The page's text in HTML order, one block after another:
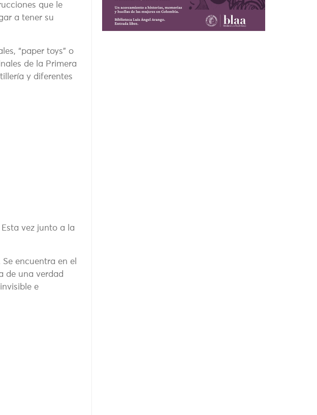
que le
a tener su
“paper toys” o
de la Primera
y diferentes
vez junto a la
encuentra en el
de una verdad
e